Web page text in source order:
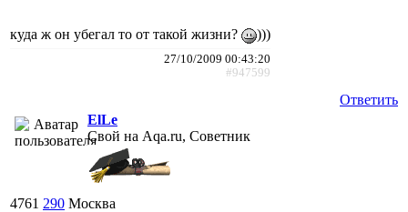
куда ж он убегал то от такой жизни? )))
27/10/2009 00:43:20
#947599
Ответить
ElLe
Свой на Aqa.ru, Советник
4761 290 Москва